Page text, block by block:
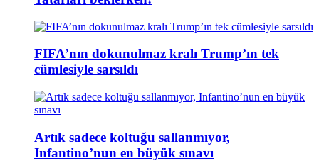
FIFA’nın dokunulmaz kralı Trump’ın tek
cümlesiyle sarsıldı
Artık sadece koltuğu sallanmıyor,
Infantino’nun en büyük sınavı